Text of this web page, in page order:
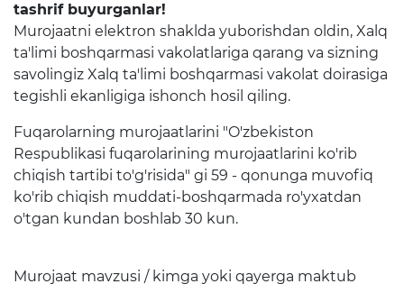
Xalqaro aloqalar
Ochiq majlislar o'tkazish
rejalari
Ta'lim
Tahliliy ma'lumotlar
Ta'limga doir terminlar
Hisobotlar
tashrif buyurganlar!
Murojaatni elektron shaklda yuborishdan oldin, Xalq
ta'limi boshqarmasi vakolatlariga qarang va sizning
savolingiz Xalq ta'limi boshqarmasi vakolat doirasiga
tegishli ekanligiga ishonch hosil qiling.
Fuqarolarning murojaatlarini "O'zbekiston
Respublikasi fuqarolarining murojaatlarini ko'rib
chiqish tartibi to'g'risida" gi 59 - qonunga muvofiq
ko'rib chiqish muddati-boshqarmada ro'yxatdan
o'tgan kundan boshlab 30 kun.
Murojaat mavzusi / kimga yoki qayerga maktub